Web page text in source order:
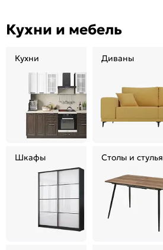
Кухни и мебель
Кухни Диваны
Шкафы Столы и стулья